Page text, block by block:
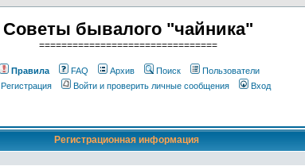
Советы бывалого "чайника"
================================
Правила FAQ Архив Поиск
Пользователи
Регистрация
Войти и проверить личные сообщения Вход
Регистрационная информация